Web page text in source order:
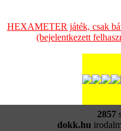
HEXAMETER játék, csak
(bejelentkezett
2857
dokk.hu